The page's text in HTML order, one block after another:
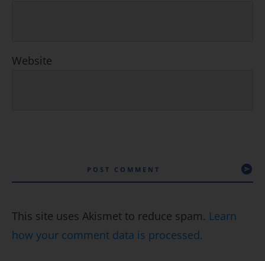
Website
POST COMMENT
This site uses Akismet to reduce spam. Learn
how your comment data is processed.